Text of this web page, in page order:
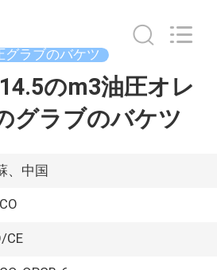
グラブのバケツ
のm3油圧オレ
グラブのバケツ
、中国
CE